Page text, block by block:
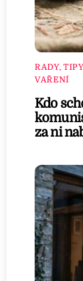
RADY,
VAŘENÍ
Kdo
za ni